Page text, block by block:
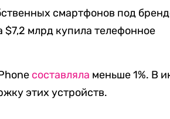
смартфонов под
$7,2 млрд купила телефонное
составляла меньше 1%. В
этих устройств.